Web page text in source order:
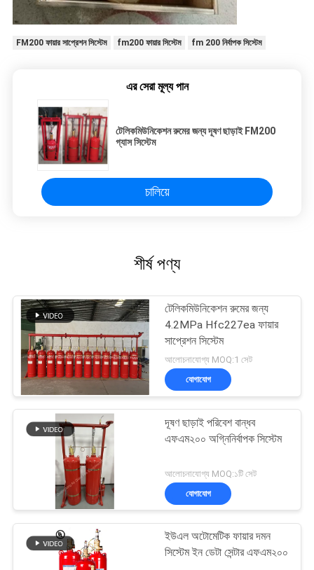
FM200 ফায়ার সাপ্রেশন সিস্টেম fm200 ফায়ার সিস্টেম fm 200 নির্বাপক সিস্টেম
এর সেরা মূল্য পান
টেলিকমিউনিকেশন রুমের জন্য দূষণ ছাড়াই FM200
গ্যাস সিস্টেম
চালিয়ে
শীর্ষ পণ্য
টেলিকমিউনিকেশন রুমের জন্য
4.2MPa Hfc227ea ফায়ার
সাপ্রেশন সিস্টেম
আলোচনাযোগ্য MOQ:1 সেট
যোগাযোগ
দূষণ ছাড়াই পরিবেশ বান্ধব
এফএম২০০ অগ্নিনির্বাপক সিস্টেম
আলোচনাযোগ্য MOQ:১টি সেট
যোগাযোগ
ইউএল অটোমেটিক ফায়ার দমন
সিস্টেম ইন ডেটা সেন্টার এফএম২০০